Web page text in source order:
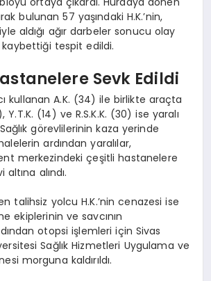
bulunan 57 yaşındaki H.K.’nin,
aldığı ağır darbeler sonucu olay
kaybettiği tespit edildi.
Sevk Edildi
kullanan A.K. (34) ile birlikte araçta
Y.T.K. (14) ve R.S.K.K. (30) ise yaralı
görevlilerinin kaza yerinde
ardından yaralılar,
merkezindeki çeşitli hastanelere
altına alındı.
talihsiz yolcu H.K.’nin cenazesi ise
ekiplerinin ve savcının
otopsi işlemleri için Sivas
Sağlık Hizmetleri Uygulama ve
morguna kaldırıldı.